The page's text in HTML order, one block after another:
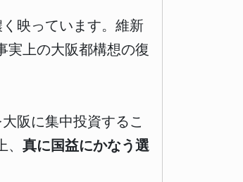
映っています。維新
実上の大阪都構想の復
阪に集中投資するこ
真に国益にかなう選